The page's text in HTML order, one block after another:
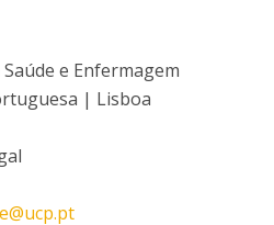
Saúde e Enfermagem
| Lisboa